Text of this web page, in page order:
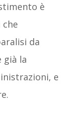
è
da
già la
e